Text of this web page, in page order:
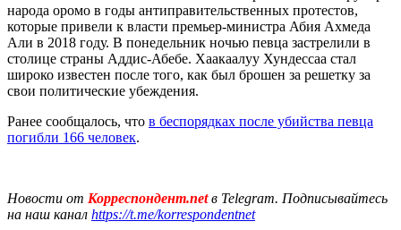
народа оромо в годы антиправительственных протестов,
которые привели к власти премьер-министра Абия Ахмеда
Али в 2018 году. В понедельник ночью певца застрелили в
столице страны Аддис-Абебе. Хаакаалуу Хундессаа стал
широко известен после того, как был брошен за решетку за
свои политические убеждения.
Ранее сообщалось, что в беспорядках после убийства певца
погибли 166 человек.
Новости от Корреспондент.netв Telegram. Подписывайтесь
на наш канал https://t.me/korrespondentnet